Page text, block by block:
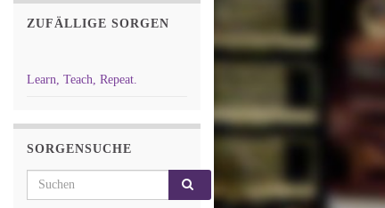
ZUFÄLLIGE SORGEN
Learn, Teach, Repeat.
SORGENSUCHE
Search for: